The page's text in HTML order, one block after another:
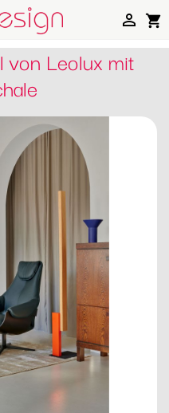
shopping_cart

von Leolux mit